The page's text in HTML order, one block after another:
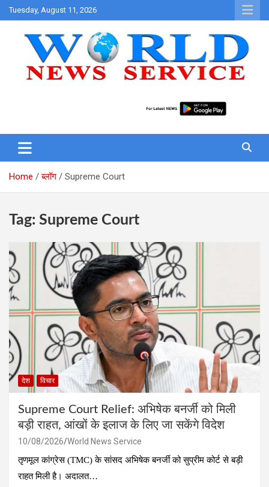
Skip
to
Tuesday, August 11, 2026
Home ब्लॉग Supreme Court
Tag: Supreme Court
देश विचार
Supreme Court Relief: अभिषेक बनर्जी को मिली
बड़ी राहत, आंखों के इलाज के लिए जा सकेंगे विदेश
10/08/2026 World News Service
तृणमूल कांग्रेस (TMC) के सांसद अभिषेक बनर्जी को सुप्रीम कोर्ट से बड़ी
राहत मिली है। अदालत…